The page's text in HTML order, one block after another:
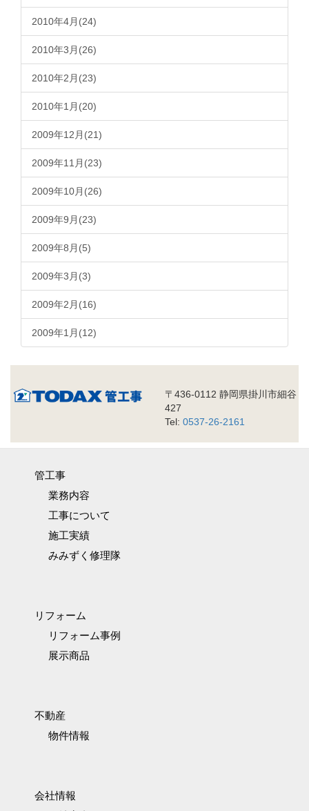
2010年4月(24)
2010年3月(26)
2010年2月(23)
2010年1月(20)
2009年12月(21)
2009年11月(23)
2009年10月(26)
2009年9月(23)
2009年8月(5)
2009年3月(3)
2009年2月(16)
2009年1月(12)
〒436-0112 静岡県掛川市細谷
427
Tel: 0537-26-2161
管工事
業務内容
工事について
施工実績
みみずく修理隊
リフォーム
リフォーム事例
展示商品
不動産
物件情報
会社情報